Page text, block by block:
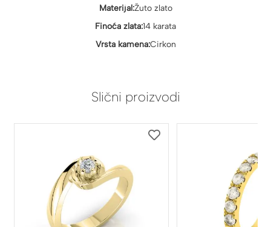
Materijal:Žuto zlato
Finoća zlata:14 karata
Vrsta kamena:Cirkon
Slični proizvodi